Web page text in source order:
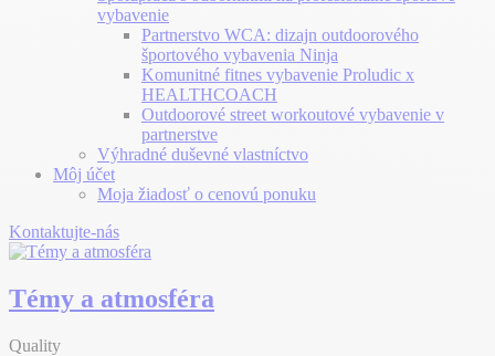
vybavenie
Partnerstvo WCA: dizajn outdoorového
športového vybavenia Ninja
Komunitné fitnes vybavenie Proludic x
HEALTHCOACH
Outdoorové street workoutové vybavenie v
partnerstve
Výhradné duševné vlastníctvo
Môj účet
Moja žiadosť o cenovú ponuku
Kontaktujte-nás
Témy a atmosféra
Quality